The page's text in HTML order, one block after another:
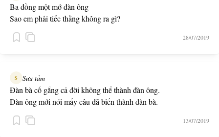
Ba đồng một mớ đàn ông
Sao em phải tiếc thằng không ra gì?
28/07/2019
S Sưu tầm
Đàn bà cố gắng cả đời không thể thành đàn ông.
Đàn ông mới nói mấy câu đã biến thành đàn bà.
13/07/2019